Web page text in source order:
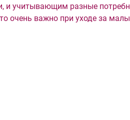
учитывающим разные
очень важно при уходе за